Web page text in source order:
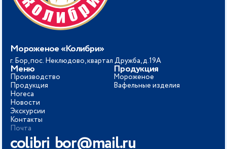
Мороженое «Колибри»
г. Бор, пос. Неклюдово, квартал Дружба, д.19А
Меню
Производство
Продукция
Horeca
Новости
Экскурсии
Контакты
Продукция
Мороженое
Вафельные изделия
Почта
colibri_bor@mail.ru